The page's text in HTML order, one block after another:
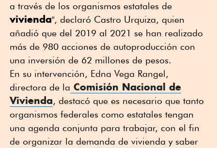
a través de los organismos estatales de
vivienda", declaró Castro Urquiza, quien
añadió que del 2019 al 2021 se han realizado
más de 980 acciones de autoproducción con
una inversión de 62 millones de pesos.
En su intervención, Edna Vega Rangel,
directora de la Comisión Nacional de
Vivienda, destacó que es necesario que tanto
organismos federales como estatales tengan
una agenda conjunta para trabajar, con el fin
de organizar la demanda de vivienda y saber